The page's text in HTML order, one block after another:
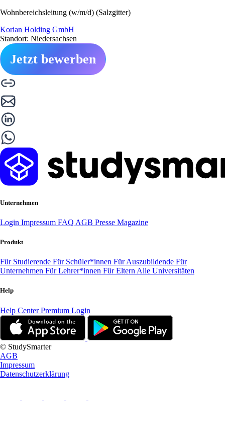
Wohnbereichsleitung (w/m/d) (Salzgitter)
Korian Holding GmbH
Standort: Niedersachsen
Jetzt bewerben
Unternehmen
Login Impressum FAQ AGB Presse Magazine
Produkt
Für Studierende Für Schüler*innen Für Auszubildende Für
Unternehmen Für Lehrer*innen Für Eltern Alle Universitäten
Help
Help CenterPremium Login
© StudySmarter
AGB
Impressum
Datenschutzerklärung